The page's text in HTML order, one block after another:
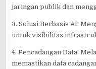
jaringan publik dan
3. Solusi Berbasis AI:
untuk visibilitas
4. Pencadangan Data:
memastikan data